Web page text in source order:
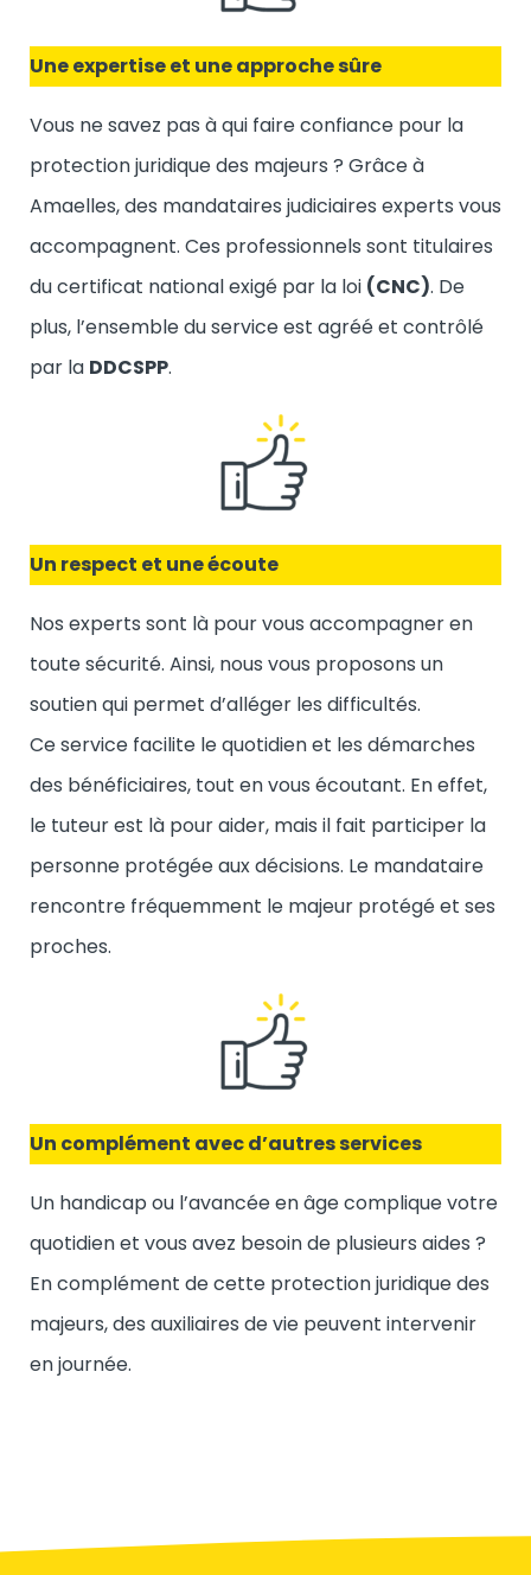
Une expertise et une approche sûre
Vous ne savez pas à qui faire confiance pour la
protection juridique des majeurs ? Grâce à
Amaelles, des mandataires judiciaires experts vous
accompagnent. Ces professionnels sont titulaires
du certificat national exigé par la loi (CNC). De
plus, l’ensemble du service est agréé et contrôlé
par la DDCSPP.
Un respect et une écoute
Nos experts sont là pour vous accompagner en
toute sécurité. Ainsi, nous vous proposons un
soutien qui permet d’alléger les difficultés.
Ce service facilite le quotidien et les démarches
des bénéficiaires, tout en vous écoutant. En effet,
le tuteur est là pour aider, mais il fait participer la
personne protégée aux décisions. Le mandataire
rencontre fréquemment le majeur protégé et ses
proches.
Un complément avec d’autres services
Un handicap ou l’avancée en âge complique votre
quotidien et vous avez besoin de plusieurs aides ?
En complément de cette protection juridique des
majeurs, des auxiliaires de vie peuvent intervenir
en journée.